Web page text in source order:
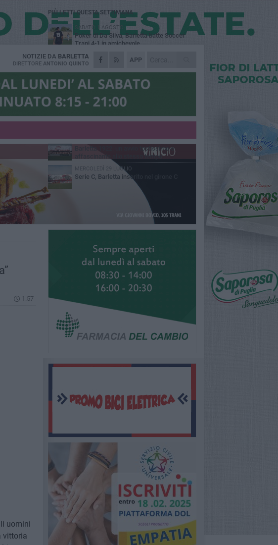
APP
NOTIZIE DA BARLETTA
DIRETTORE ANTONIO QUINTO
1.57
uomini
vittoria
PIÙ LETTI QUESTA SETTIMANA
SABATO 1 AGOSTO
Poker di Da Silva, Barletta batte Soccer
Trani 4-1 in amichevole
VENERDÌ 31 LUGLIO
Serie C Sky Wifi: fissate date e orari delle
prime otto giornate di campionato.
VENERDÌ 31 LUGLIO
Baresi
Addio a mister Marchioro. L'uomo del
VENERDÌ 31 LUGLIO
Barletta 1922: un avvio tostissimo e
affascinante allo stesso tempo
MERCOLEDÌ 29 LUGLIO
Serie C, Barletta inserito nel girone C